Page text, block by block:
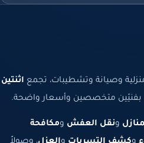
وصيانة وتشطيبات، تجمع اثنتين
متخصصين وأسعار واضحة.
ونقل العفش ومكافحة